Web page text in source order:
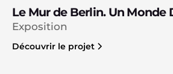
Le Mur de Berlin. Un Monde
Exposition
Découvrir le projet